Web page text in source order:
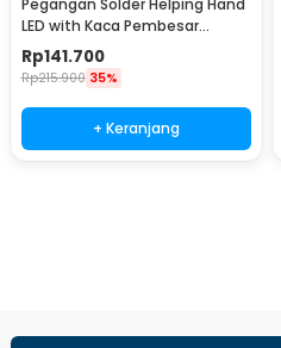
Pegangan Solder Helping Hand
LED with Kaca Pembesar
Magnifier 3X/4.5X - TH-7023
Rp141.700
Rp215.900 35%
+ Keranjang